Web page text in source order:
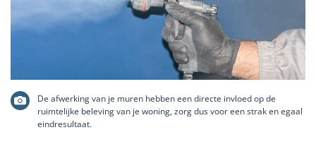
De afwerking van je muren hebben een directe invloed op de
ruimtelijke beleving van je woning, zorg dus voor een strak en egaal
eindresultaat.